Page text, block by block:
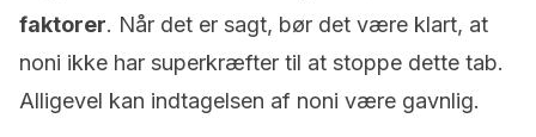
faktorer. Når det er sagt, bør det være klart, at
noni ikke har superkræfter til at stoppe dette tab.
Alligevel kan indtagelsen af noni være gavnlig.